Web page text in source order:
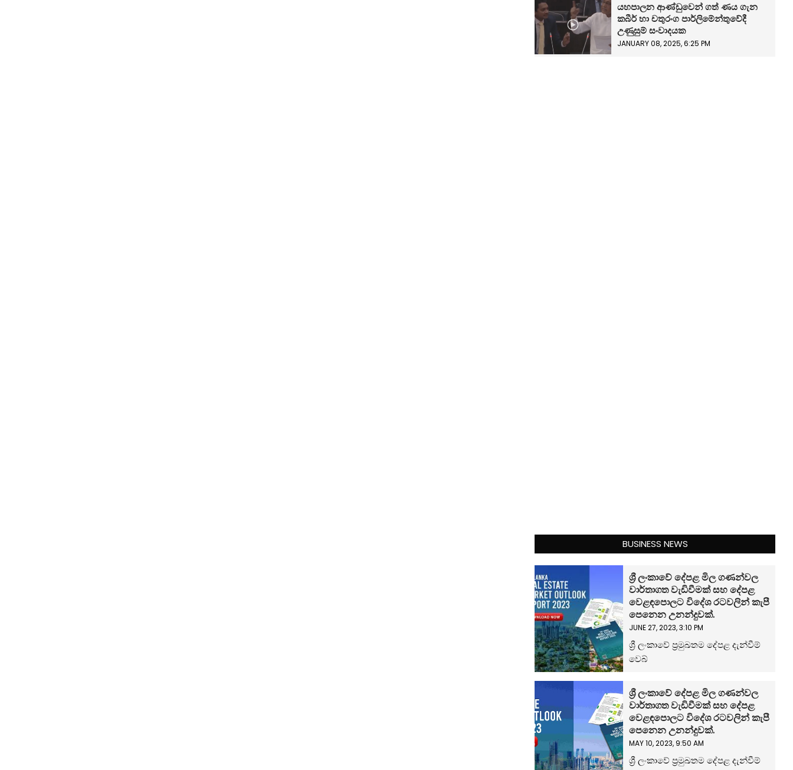
යහපාලන ආණ්ඩුවෙන් ගත් ණය ගැන
කබීර් හා චතුරංග පාර්ලිමේන්තුවේදී
උණුසුම් සංවාදයක
JANUARY 08, 2025, 6:25 PM
BUSINESS NEWS
ශ්‍රී ලංකාවේ දේපළ මිල ගණන්වල
වාර්තාගත වැඩිවීමක් සහ දේපළ
වෙළඳපොලට විදේශ රටවලින් කැපී
පෙනෙන උනන්දුවක්.
JUNE 27, 2023, 3:10 PM
ශ්‍රී ලංකාවේ ප්‍රමුඛතම දේපළ දැන්වීම්
වෙබ්
ශ්‍රී ලංකාවේ දේපළ මිල ගණන්වල
වාර්තාගත වැඩිවීමක් සහ දේපළ
වෙළඳපොලට විදේශ රටවලින් කැපී
පෙනෙන උනන්දුවක්.
MAY 10, 2023, 9:50 AM
ශ්‍රී ලංකාවේ ප්‍රමුඛතම දේපළ දැන්වීම්